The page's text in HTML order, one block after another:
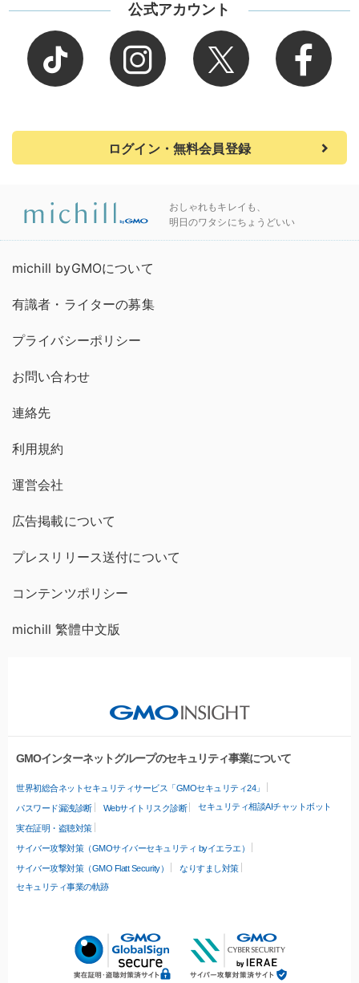
公式アカウント
ログイン・無料会員登録
おしゃれもキレイも、
明日のワタシにちょうどいい
michill byGMOについて
有識者・ライターの募集
プライバシーポリシー
お問い合わせ
連絡先
利用規約
運営会社
広告掲載について
プレスリリース送付について
コンテンツポリシー
michill 繁體中文版
GMOインターネットグループのセキュリティ事業について
世界初総合ネットセキュリティサービス「GMOセキュリティ24」
パスワード漏洩診断 Webサイトリスク診断 セキュリティ相談AIチャットボット
実在証明・盗聴対策
サイバー攻撃対策（GMOサイバーセキュリティ byイエラエ）
サイバー攻撃対策（GMO Flatt Security）
なりすまし対策
セキュリティ事業の軌跡